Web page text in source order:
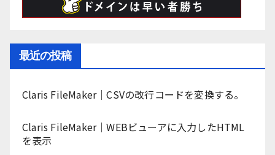
最近の投稿
Claris FileMaker｜CSVの改行コードを変換する。
Claris FileMaker｜WEBビューアに入力したHTML
を表示